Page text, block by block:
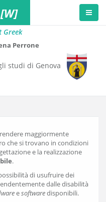
[W]
Greek
Perrone
studi di Genova
maggiormente
che si trovano in condizioni
e la realizzazione
.
di usufruire dei
dalle disabilità
esoftwaredisponibili.